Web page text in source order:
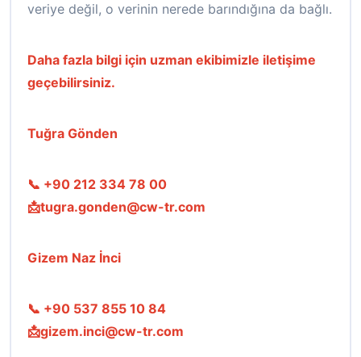
veriye değil, o verinin nerede barındığına da bağlı.
Daha fazla bilgi için uzman ekibimizle iletişime
geçebilirsiniz.
Tuğra Gönden
📞 +90 212 334 78 00
📩tugra.gonden@cw-tr.com
Gizem Naz İnci
📞 +90 537 855 10 84
📩gizem.inci@cw-tr.com